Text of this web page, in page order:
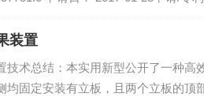
发明/设计人： 周春旺
装置
技术总结：本实用新型公开了一种高
均固定安装有立板，且两个立板的顶